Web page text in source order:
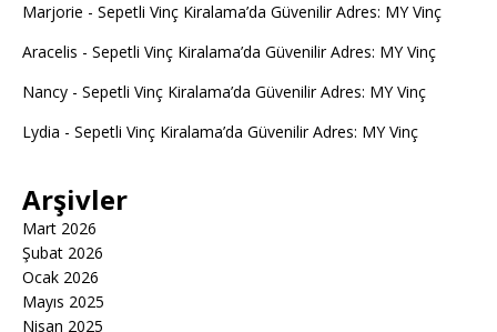
Marjorie - Sepetli Vinç Kiralama’da Güvenilir Adres: MY Vinç
Aracelis - Sepetli Vinç Kiralama’da Güvenilir Adres: MY Vinç
Nancy - Sepetli Vinç Kiralama’da Güvenilir Adres: MY Vinç
Lydia - Sepetli Vinç Kiralama’da Güvenilir Adres: MY Vinç
Arşivler
Mart 2026
Şubat 2026
Ocak 2026
Mayıs 2025
Nisan 2025